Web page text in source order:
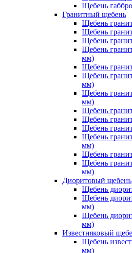
Щебень
Гранитный щебень
Щебень
Щебень
Щебень
Щебень
мм)
Щебень
Щебень
мм)
Щебень
мм)
Щебень
Щебень
Щебень
Щебень
мм)
Щебень
Щебень
мм)
Диоритовый щебень
Щебень
Щебень
мм)
Щебень
мм)
Известняковый
Щебень
мм)